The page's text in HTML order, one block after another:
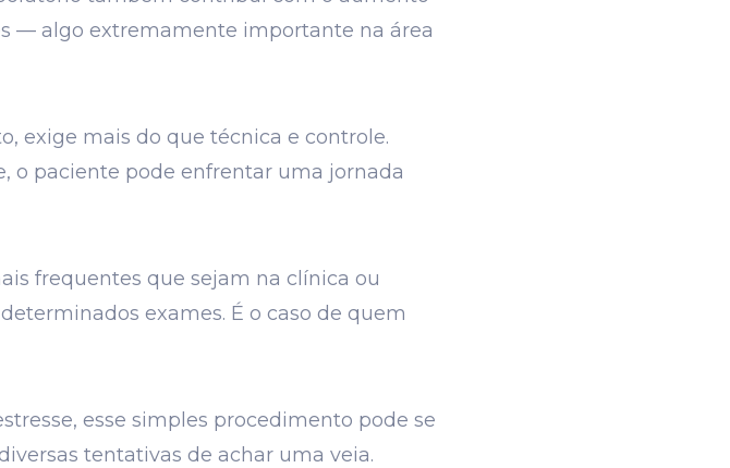
— algo extremamente importante na área
exige mais do que técnica e controle.
o paciente pode enfrentar uma jornada
frequentes que sejam na clínica ou
exames. É o caso de quem
esse simples procedimento pode se
tentativas de achar uma veia.